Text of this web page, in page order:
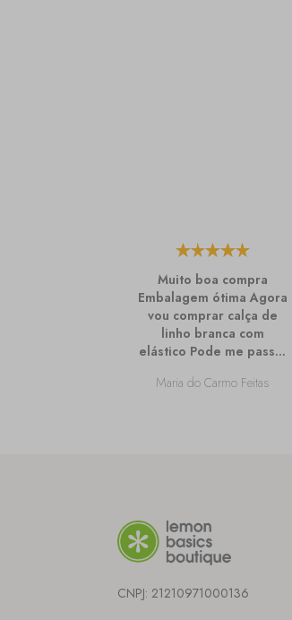
Muito boa compra
Embalagem ótima Agora
vou comprar calça de
linho branca com
elástico Pode me passar
ela?
Maria do Carmo Feitas
CNPJ: 21210971000136